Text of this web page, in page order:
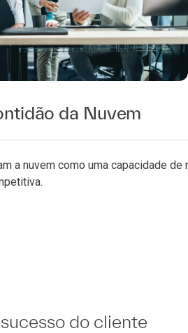
da Nuvem
a nuvem como uma capacidade
do cliente